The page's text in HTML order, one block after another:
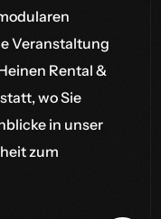
Veranstaltung
Rental &
wo Sie
in unser
zum